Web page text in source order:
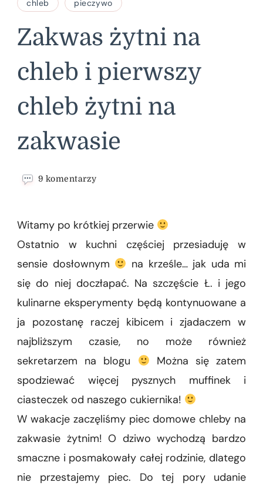
chleb pieczywo
Zakwas żytni na
chleb i pierwszy
chleb żytni na
zakwasie
9 komentarzydo
chleb
chleb
żytni
na
zakwasie
Witamy po krótkiej przerwie
Ostatnio w kuchni częściej przesiaduję w
sensie dosłownym
na krześle… jak uda mi
się do niej doczłapać. Na szczęście Ł. i jego
kulinarne eksperymenty będą kontynuowane a
ja pozostanę raczej kibicem i zjadaczem w
najbliższym czasie, no może również
sekretarzem na blogu
Można się zatem
spodziewać więcej pysznych muffinek i
ciasteczek od naszego cukiernika!
W wakacje zaczęliśmy piec domowe chleby na
zakwasie żytnim! O dziwo wychodzą bardzo
smaczne i posmakowały całej rodzinie, dlatego
nie przestajemy piec. Do tej pory udanie